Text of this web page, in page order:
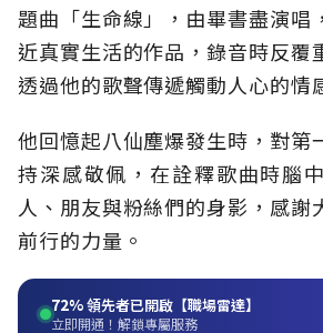
題曲「生命線」，由畢書盡演唱
近真實生活的作品，錄音時反覆
透過他的歌聲傳遞觸動人心的情
他回憶起八仙塵爆發生時，對第
持深感敬佩，在詮釋歌曲時腦
人、朋友與粉絲們的身影，感謝
前行的力量。
72%領先者已開啟【職場雷達】
立即開通！解鎖專屬服務